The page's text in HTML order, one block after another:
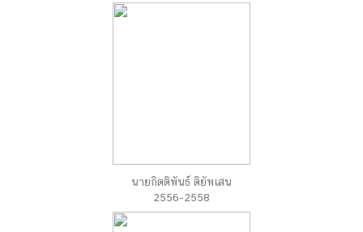
นายกิตติพันธ์ ติยัพเสน
2556-2558